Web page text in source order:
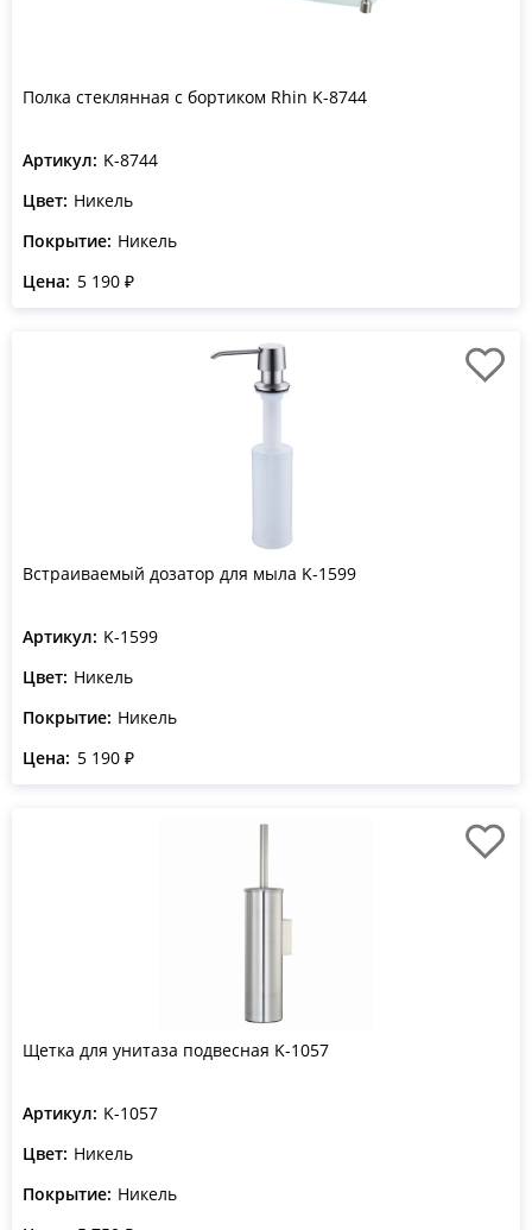
Полка стеклянная с бортиком Rhin K-8744
Артикул: K-8744
Цвет: Никель
Покрытие: Никель
Цена: 5 190 ₽
Встраиваемый дозатор для мыла K-1599
Артикул: K-1599
Цвет: Никель
Покрытие: Никель
Цена: 5 190 ₽
Щетка для унитаза подвесная K-1057
Артикул: K-1057
Цвет: Никель
Покрытие: Никель